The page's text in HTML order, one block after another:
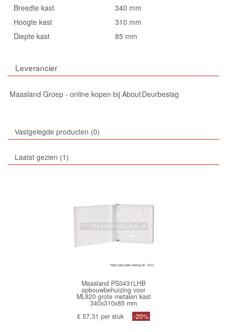
Breedte kast
340 mm
Hoogte kast
310 mm
Diepte kast
85 mm
Leverancier
Maasland Groep - online kopen bij About Deurbeslag
Vastgelegde producten 0
Laatst gezien 1
Maasland PS3431LHB
opbouwbehuizing voor
ML820 grote metalen kast
340x310x85 mm
€ 57,31 per stuk
-20%